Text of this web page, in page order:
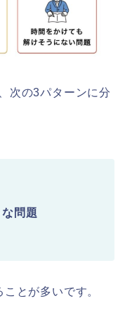
次の3パターンに分
問題
とが多いです。